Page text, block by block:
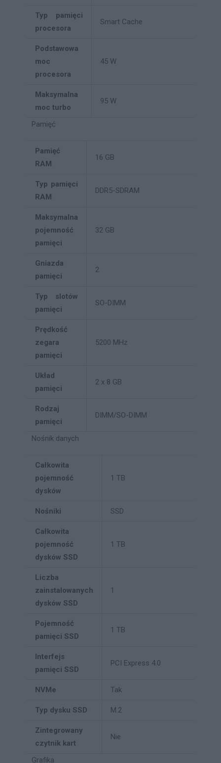
Typ pamięci
procesora
Smart Cache
Podstawowa
moc
procesora
45 W
Maksymalna
moc turbo
95 W
Pamięć
Pamięć
RAM
16 GB
Typ pamięci
RAM
DDR5-SDRAM
Maksymalna
pojemność
pamięci
32 GB
Gniazda
pamięci
2
Typ slotów
pamięci
SO-DIMM
Prędkość
zegara
pamięci
5200 MHz
Układ
pamięci
2 x 8 GB
Rodzaj
pamięci
DIMM/SO-DIMM
Nośnik danych
Całkowita
pojemność
dysków
1 TB
Nośniki SSD
Całkowita
pojemność
dysków SSD
1 TB
Liczba
zainstalowanych
dysków SSD
1
Pojemność
pamięci SSD
1 TB
Interfejs
pamięci SSD
PCI Express 4.0
NVMe Tak
Typ dysku SSD M.2
Zintegrowany
czytnik kart
Nie
Grafika